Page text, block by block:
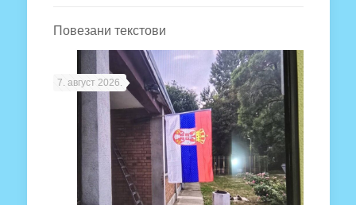
Повезани текстови
7. август 2026.